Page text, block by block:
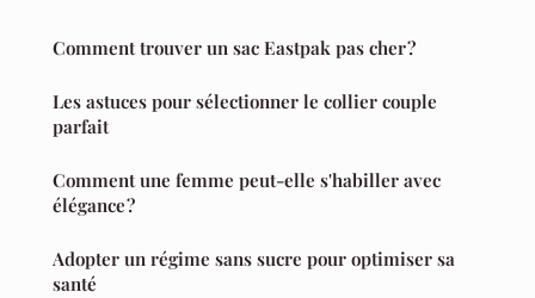
Comment trouver un sac Eastpak pas cher ?
Les astuces pour sélectionner le collier couple
parfait
Comment une femme peut-elle s'habiller avec
élégance ?
Adopter un régime sans sucre pour optimiser sa
santé